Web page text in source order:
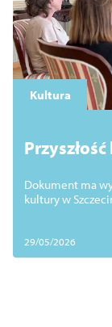
Kultura
Dokument ma
kultury w
29/05/2026